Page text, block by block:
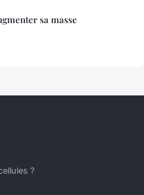
sa masse
?